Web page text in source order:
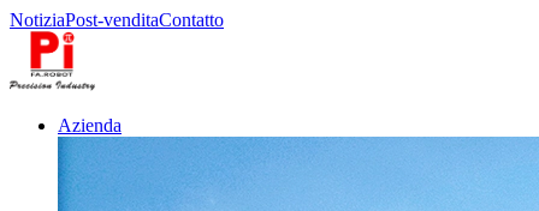
NotiziaPost-venditaContatto
Azienda